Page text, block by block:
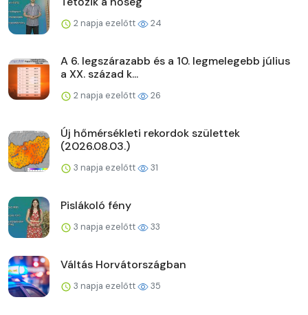
2 napja ezelőtt 24
A 6. legszárazabb és a 10. legmelegebb július
a XX. század k...
2 napja ezelőtt 26
Új hőmérsékleti rekordok születtek
(2026.08.03.)
3 napja ezelőtt 31
Pislákoló fény
3 napja ezelőtt 33
Váltás Horvátországban
3 napja ezelőtt 35